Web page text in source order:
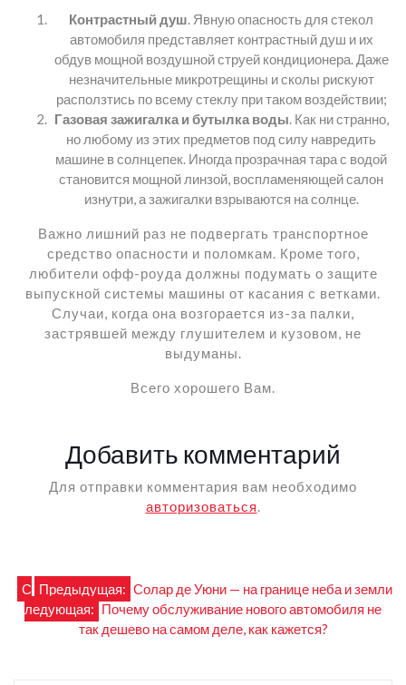
Контрастный душ. Явную опасность для стекол
автомобиля представляет контрастный душ и их
обдув мощной воздушной струей кондиционера. Даже
незначительные микротрещины и сколы рискуют
расползтись по всему стеклу при таком воздействии;
Газовая зажигалка и бутылка воды. Как ни странно,
но любому из этих предметов под силу навредить
машине в солнцепек. Иногда прозрачная тара с водой
становится мощной линзой, воспламеняющей салон
изнутри, а зажигалки взрываются на солнце.
Важно лишний раз не подвергать транспортное
средство опасности и поломкам. Кроме того,
любители офф-роуда должны подумать о защите
выпускной системы машины от касания с ветками.
Случаи, когда она возгорается из-за палки,
застрявшей между глушителем и кузовом, не
выдуманы.
Всего хорошего Вам.
Добавить комментарий
Для отправки комментария вам необходимо
авторизоваться.
Навигация
по
Предыдущая: Солар де Уюни — на границе неба и земли
С
ледующая: Почему обслуживание нового автомобиля не
так дешево на самом деле, как кажется?